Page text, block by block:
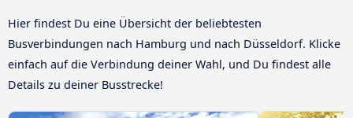
Hier findest Du eine Übersicht der beliebtesten
Busverbindungen nach Hamburg und nach Düsseldorf. Klicke
einfach auf die Verbindung deiner Wahl, und Du findest alle
Details zu deiner Busstrecke!